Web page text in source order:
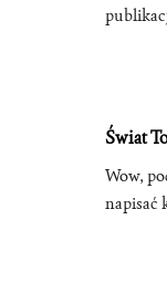
Świat
Wow,
napisać